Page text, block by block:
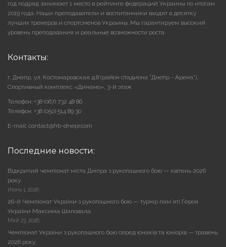
год подряд занимает 1 место в рейтинге федераций Украины по итогам
2019 года. Наши преподаватели и воспитанники входят в десятку
лучших тренеров и спортсменов Украины. Мы гарантируем высокий
уровень преподавания и реальные возможности роста.
Контакты:
г. Днепр, ул. Костомаровская д.8 (район стадиона "Днепр - Арена"),
Cпортивный комплекс «Динамо», 3-й этаж
Телефон: +38 (067) 732 48 86
Телефон: +38 (050) 514 89 30
E-mail: contact@frb-dnepr.com
Последние новости:
Відкритий чемпіонат міста Дніпра з рукопашного бою — квітень 2026
року.
Июнь 1, 2026
26-й Чемпіонат України з рукопашного бою — турнір пам’яті Героя
України Максима Шаповала.
Май 23, 2026
Чемпіонат України з рукопашного бою серед юнаків та юніорів — травень
2026 року.